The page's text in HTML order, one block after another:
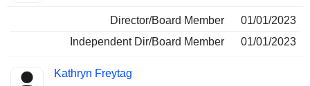
Director/Board Member
01/01/2023
Independent Dir/Board Member
01/01/2023
Kathryn Freytag